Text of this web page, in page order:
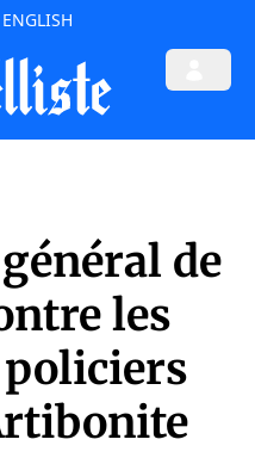
ENGLISH
de
les